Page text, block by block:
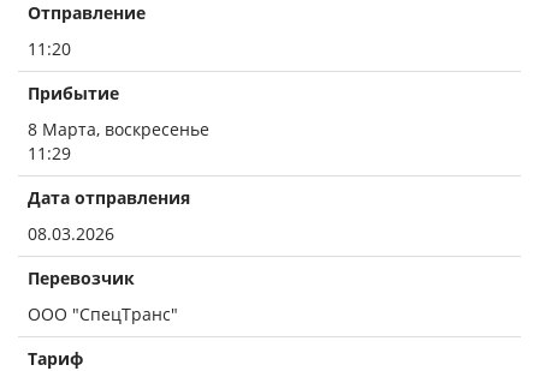
Отправление
11:20
Прибытие
8 Марта, воскресенье
11:29
Дата отправления
08.03.2026
Перевозчик
ООО "СпецТранс"
Тариф